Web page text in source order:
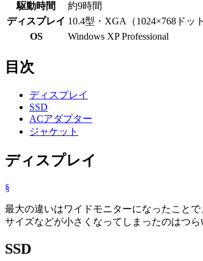
駆動時間
約9時間
ディスプレイ 10.4型・XGA（1024×768ドット
OS
Windows XP Professional
目次
ディスプレイ
SSD
ACアダプター
ジャケット
ディスプレイ
§
最大の違いはワイドモニターになったこと
サイズなどが小さくなってしまったのはつ
SSD